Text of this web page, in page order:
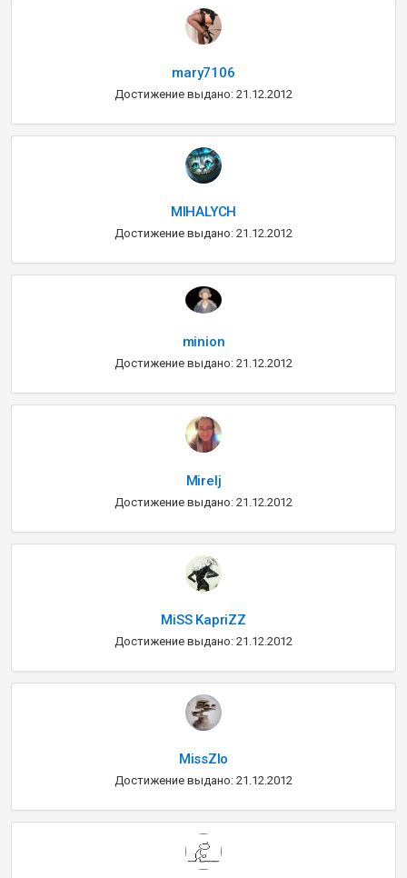
mary7106
Достижение выдано: 21.12.2012
MIHALYCH
Достижение выдано: 21.12.2012
minion
Достижение выдано: 21.12.2012
Mirelj
Достижение выдано: 21.12.2012
MiSS KapriZZ
Достижение выдано: 21.12.2012
MissZlo
Достижение выдано: 21.12.2012